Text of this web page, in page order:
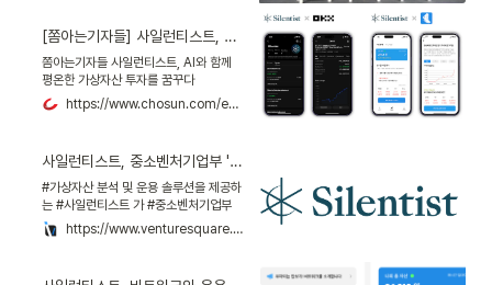
투자사가 밀집한 지리적
[쫌아는기자들] 사일런티스트, AI와 함께 ‘평온한’ 가상자산 투자를 꿈꾸다
쫌아는기자들 사일런티스트, AI와 함께
평온한 가상자산 투자를 꿈꾸다
https://www.chosun.com/economy/smb-venture/2024/03/27/SNL2UVMYG5EBBPTE733I3VFHAI/
사일런티스트, 중소벤처기업부 '팁스' 선정
#가상자산 분석 및 운용 솔루션을 제공하
는 #사일런티스트 가 #중소벤처기업부
의 #팁스 에 최종 선정됐다.
https://www.venturesquare.net/903447